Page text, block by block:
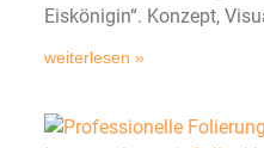
Eiskönigin“. Konzept,
weiterlesen »